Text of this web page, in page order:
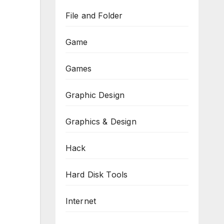
File and Folder
Game
Games
Graphic Design
Graphics & Design
Hack
Hard Disk Tools
Internet